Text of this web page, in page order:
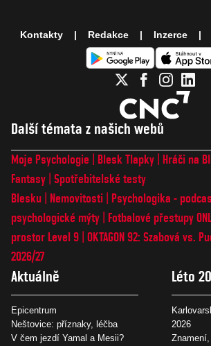
Další témata z našich webů
Moje Psychologie Blesk Tlapky Hráči na
Fantasy Spotřebitelské testy
Blesku
Nemovitosti
Psychologika -
psychologické mýty
Fotbalové přestupy
prostor Level 9 OKTAGON 92: Szabová vs.
2026/27
Aktuálně
Epicentrum
Neštovice: příznaky, léčba
V čem jezdí Yamal a Mesii?
Léto
2026
Kontakty Redakce Inzerce